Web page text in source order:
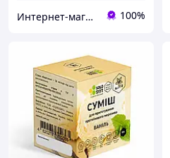
Интернет-магазин «KakaVa» 100%